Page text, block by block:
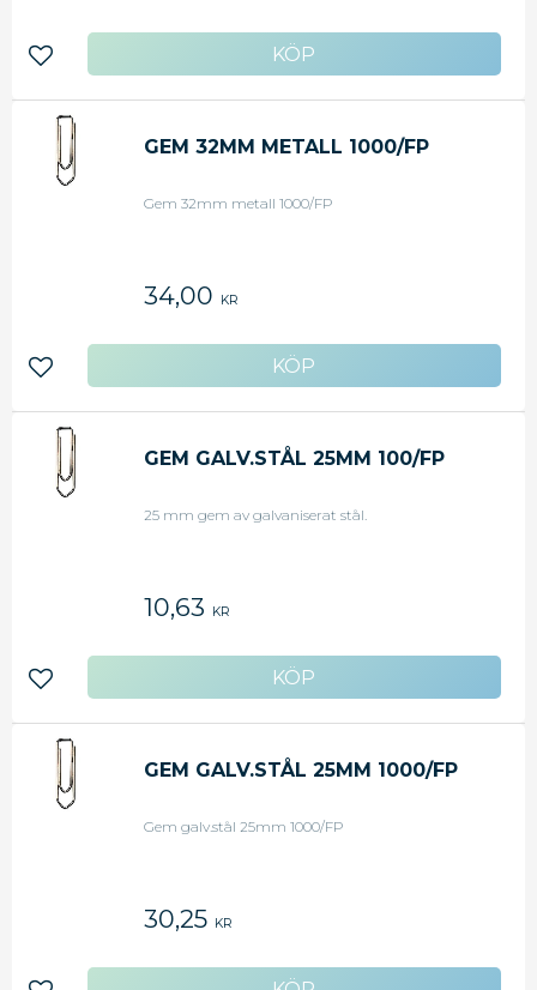
Lägg till i favoriter
GEM 32MM METALL 1000/FP
Gem 32mm metall 1000/FP
34,00 KR
Lägg till i favoriter
GEM GALV.STÅL 25MM 100/FP
25 mm gem av galvaniserat stål.
10,63 KR
Lägg till i favoriter
GEM GALV.STÅL 25MM 1000/FP
Gem galv.stål 25mm 1000/FP
30,25 KR